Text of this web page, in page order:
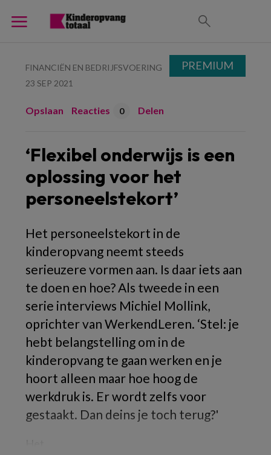
FINANCIËN EN BEDRIJFSVOERING
23 SEP 2021
Opslaan Reacties 0 Delen
‘Flexibel onderwijs is een
oplossing voor het
personeelstekort’
Het personeelstekort in de
kinderopvang neemt steeds
serieuzere vormen aan. Is daar iets aan
te doen en hoe? Als tweede in een
serie interviews Michiel Mollink,
oprichter van WerkendLeren. ‘Stel: je
hebt belangstelling om in de
kinderopvang te gaan werken en je
hoort alleen maar hoe hoog de
werkdruk is. Er wordt zelfs voor
gestaakt. Dan deins je toch terug?'
PREMIUM